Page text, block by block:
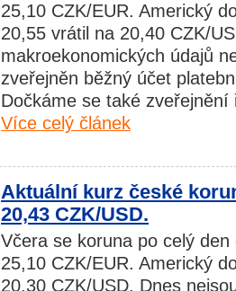
25,10 CZK/EUR. Americký
20,55 vrátil na 20,40 CZK/
makroekonomických údajů
zveřejněn běžný účet
Dočkáme se také
Více celý článek
Aktuální kurz české
20,43 CZK/USD.
Včera se koruna po celý
25,10 CZK/EUR. Americký
20,30 CZK/USD. Dnes